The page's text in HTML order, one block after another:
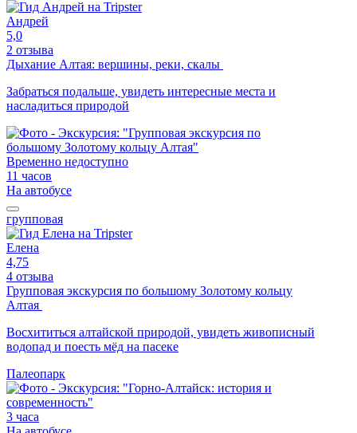
Андрей
5,0
2 отзыва
Дыхание Алтая: вершины, реки, скалы
Забраться подальше, увидеть интересные места и
насладиться природой
Временно недоступно
11 часов
На автобусе
групповая
Елена
4,75
4 отзыва
Групповая экскурсия по большому Золотому кольцу
Алтая
Восхититься алтайской природой, увидеть живописный
водопад и поесть мёд на пасеке
Палеопарк
3 часа